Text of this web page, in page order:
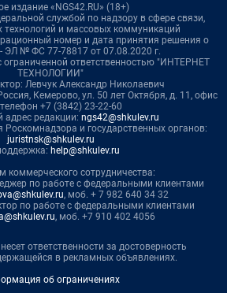
издание «NGS42.RU» (18+)
службой по надзору в сфере связи,
и массовых коммуникаций
номер и дата принятия решения о
ЭЛ № ФС 77-78817 от 07.08.2020 г.
ограниченной ответственностью "ИНТЕРНЕТ
ТЕХНОЛОГИИ"
Левчук Александр Николаевич
Кемерово, ул. 50 лет Октября, д. 11, офис
+7 (3842) 23-22-60
адрес редакции: ngs42@shkulev.ru
и государственных органов:
juristnsk@shkulev.ru
help@shkulev.ru
коммерческого сотрудничества:
по работе с федеральными клиентами
, моб. + 7 982 640 34 32
по работе с федеральными клиентами
, моб. +7 910 402 4056
ответственности за достоверность
в рекламных объявлениях.
об ограничениях